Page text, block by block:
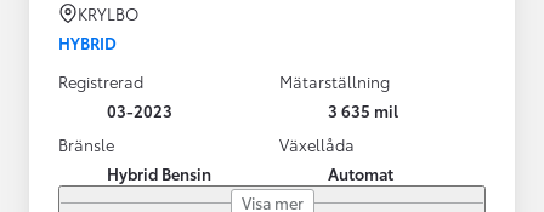
KRYLBO
HYBRID
Registrerad
03-2023
Mätarställning
3 635 mil
Bränsle
Hybrid Bensin
Växellåda
Automat
Visa mer